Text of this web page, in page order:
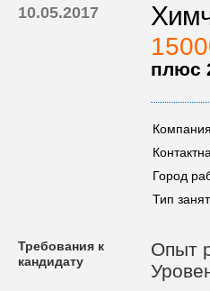
10.05.2017
плюс
Город
Тип
Требования к
кандидату
Опыт